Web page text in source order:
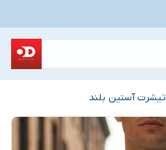
تیشرت آستین بلند